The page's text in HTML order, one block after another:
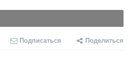
Подписаться Поделиться